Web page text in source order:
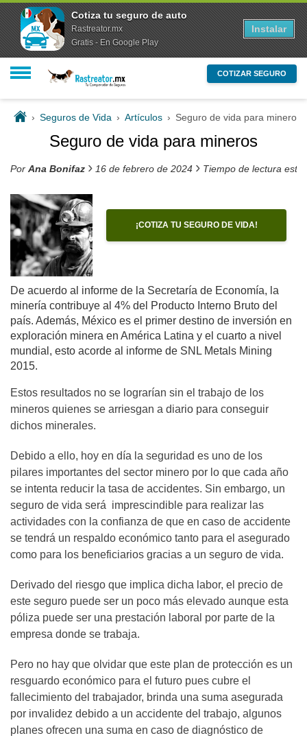
COTIZAR SEGURO
› Seguros de Vida › Artículos › Seguro de vida para mineros
Seguro de vida para mineros
Por Ana Bonifaz › 16 de febrero de 2024 › Tiempo de lectura
¡COTIZA TU SEGURO DE VIDA!
De acuerdo al informe de la Secretaría de Economía, la
minería contribuye al 4% del Producto Interno Bruto del
país. Además, México es el primer destino de inversión en
exploración minera en América Latina y el cuarto a nivel
mundial, esto acorde al informe de SNL Metals Mining
2015.
Estos resultados no se lograrían sin el trabajo de los
mineros quienes se arriesgan a diario para conseguir
dichos minerales.
Debido a ello, hoy en día la seguridad es uno de los
pilares importantes del sector minero por lo que cada año
se intenta reducir la tasa de accidentes. Sin embargo, un
seguro de vida será imprescindible para realizar las
actividades con la confianza de que en caso de accidente
se tendrá un respaldo económico tanto para el asegurado
como para los beneficiarios gracias a un seguro de vida.
Derivado del riesgo que implica dicha labor, el precio de
este seguro puede ser un poco más elevado aunque esta
póliza puede ser una prestación laboral por parte de la
empresa donde se trabaja.
Pero no hay que olvidar que este plan de protección es un
resguardo económico para el futuro pues cubre el
fallecimiento del trabajador, brinda una suma asegurada
por invalidez debido a un accidente del trabajo, algunos
planes ofrecen una suma en caso de diagnóstico de
Cotiza tu seguro de auto
Rastreator.mx
Gratis - En Google Play
Instalar